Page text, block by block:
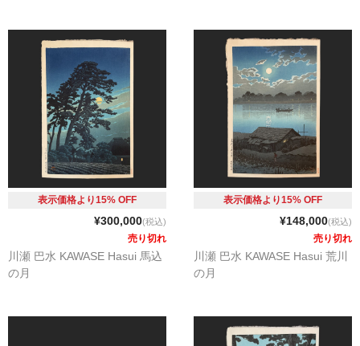
表示価格より15% OFF
¥300,000(税込)
売り切れ
川瀬 巴水 KAWASE Hasui 馬込
の月
表示価格より15% OFF
¥148,000(税込)
売り切れ
川瀬 巴水 KAWASE Hasui 荒川
の月